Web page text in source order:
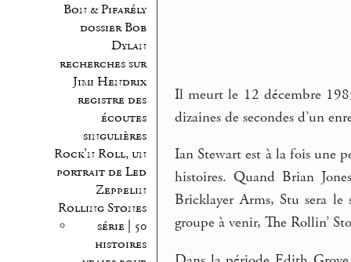
Bon & Pifarély
dossier Bob
Dylan
recherches sur
Jimi Hendrix
registre des
écoutes
singulières
Rock’n Roll, un
portrait de Led
Zeppelin
Rolling Stones
série | 50
histoires
Il meurt le 12 décembre
dizaines de secondes d’un
Ian Stewart est à la fois une
histoires. Quand Brian
Bricklayer Arms, Stu sera
groupe à venir, The Rollin’